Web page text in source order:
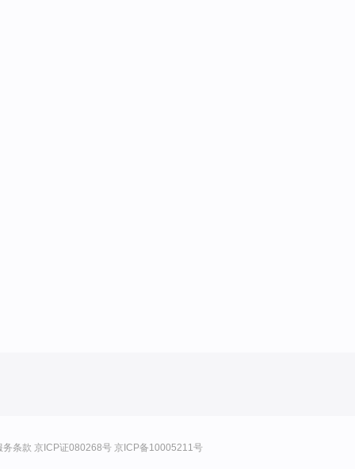
务条款 京ICP证080268号 京ICP备10005211号